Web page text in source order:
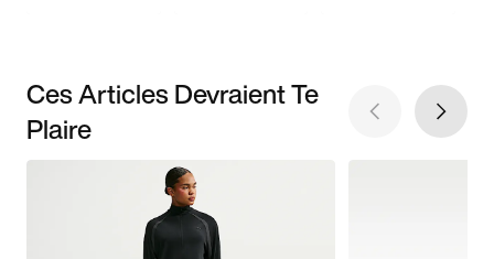
Ces Articles Devraient Te
Plaire